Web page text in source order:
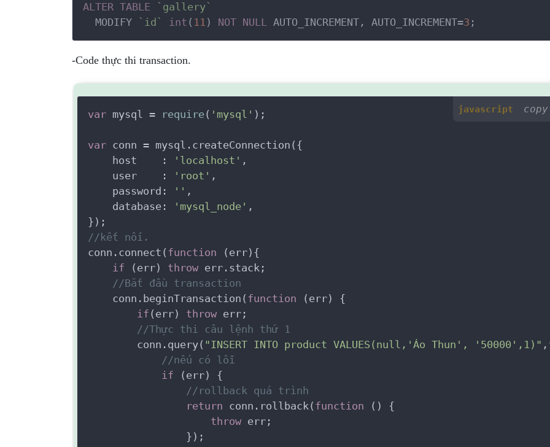
ALTER TABLE
`gallery`
  MODIFY
`id` int ( 11 ) NOT NULL AUTO_INCREMENT, AUTO_INCREMENT=3 ;
-Code thực thi transaction.
javascript copy
var mysql = require( 'mysql' );
var conn = mysql.createConnection({
    host    :
'localhost' ,
    user    :
'root' ,
    password:
'' ,
    database:
'mysql_node' ,
//kết nối.
conn.connect( function (err) {
if (err) throw err.stack;
//Bắt đầu transaction
    conn.beginTransaction(
function (err)
{
if (err) throw err;
//Thực thi câu lệnh thứ 1
        conn.query(
"INSERT INTO product VALUES(null,'Áo Thun', '50000',1)" ,
//nếu có lỗi
if (err) {
//rollback quá trình
return conn.rollback( function ()
{
throw err;
                });